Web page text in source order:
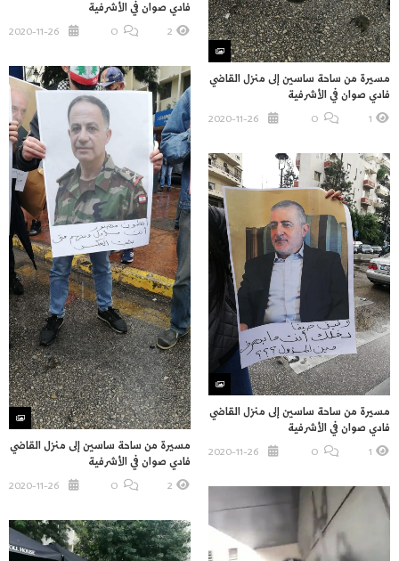
مسيرة من ساحة ساسين إلى منزل القاضي
فادي صوان في الأشرفية
1
O
فادي صوان في الأشرفية
2
O
مسيرة من ساحة ساسين إلى منزل القاضي
فادي صوان في الأشرفية
2
O
مسيرة من ساحة ساسين إلى منزل القاضي
فادي صوان في الأشرفية
1
O